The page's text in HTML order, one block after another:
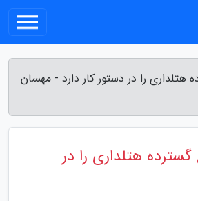
هتلداری را در دستور کار دارد - مهسان
طرح گسترده هتلداری را در